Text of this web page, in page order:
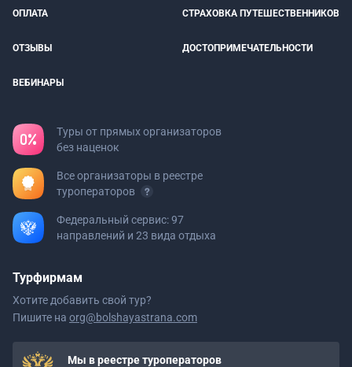
ОПЛАТА СТРАХОВКА ПУТЕШЕСТВЕННИКОВ
ОТЗЫВЫ ДОСТОПРИМЕЧАТЕЛЬНОСТИ
ВЕБИНАРЫ
Туры от прямых организаторов
без наценок
Все организаторы в реестре
туроператоров
Федеральный сервис: 97
направлений и 23 вида отдыха
Турфирмам
Хотите добавить свой тур?
Пишите на org@bolshayastrana.com
Мы в реестре туроператоров